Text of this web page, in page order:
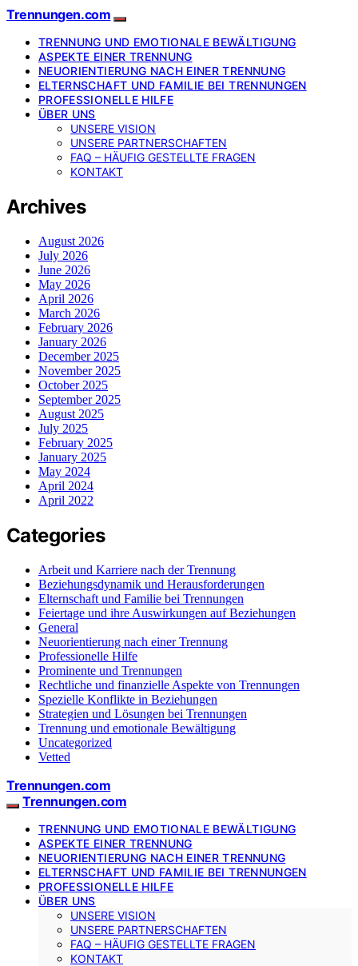
Trennungen.com
TRENNUNG UND EMOTIONALE BEWÄLTIGUNG
ASPEKTE EINER TRENNUNG
NEUORIENTIERUNG NACH EINER TRENNUNG
ELTERNSCHAFT UND FAMILIE BEI TRENNUNGEN
PROFESSIONELLE HILFE
ÜBER UNS
UNSERE VISION
UNSERE PARTNERSCHAFTEN
FAQ – HÄUFIG GESTELLTE FRAGEN
KONTAKT
Archives
August 2026
July 2026
June 2026
May 2026
April 2026
March 2026
February 2026
January 2026
December 2025
November 2025
October 2025
September 2025
August 2025
July 2025
February 2025
January 2025
May 2024
April 2024
April 2022
Categories
Arbeit und Karriere nach der Trennung
Beziehungsdynamik und Herausforderungen
Elternschaft und Familie bei Trennungen
Feiertage und ihre Auswirkungen auf Beziehungen
General
Neuorientierung nach einer Trennung
Professionelle Hilfe
Prominente und Trennungen
Rechtliche und finanzielle Aspekte von Trennungen
Spezielle Konflikte in Beziehungen
Strategien und Lösungen bei Trennungen
Trennung und emotionale Bewältigung
Uncategorized
Vetted
Trennungen.com
Trennungen.com
TRENNUNG UND EMOTIONALE BEWÄLTIGUNG
ASPEKTE EINER TRENNUNG
NEUORIENTIERUNG NACH EINER TRENNUNG
ELTERNSCHAFT UND FAMILIE BEI TRENNUNGEN
PROFESSIONELLE HILFE
ÜBER UNS
UNSERE VISION
UNSERE PARTNERSCHAFTEN
FAQ – HÄUFIG GESTELLTE FRAGEN
KONTAKT